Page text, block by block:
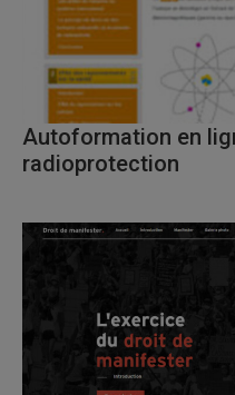
Autoformation en
radioprotection